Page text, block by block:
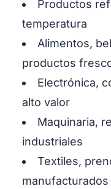
Productos
temperatura
Alimentos,
productos
Electrónica,
alto valor
Maquinaria,
industriales
Textiles,
manufacturados